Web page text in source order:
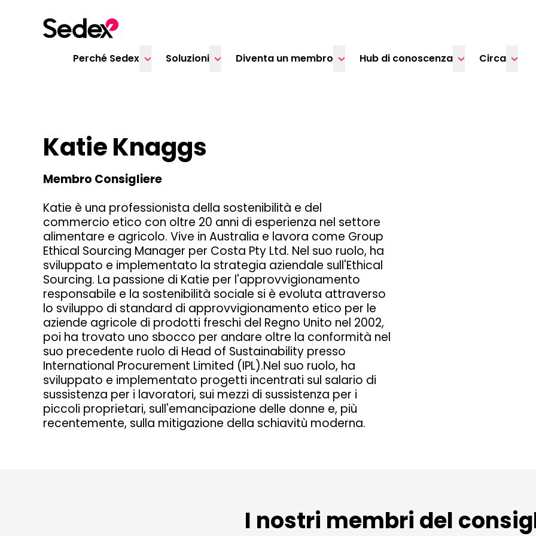
Perché Sedex Soluzioni Diventa un membro Hub di conoscenza Circa
Katie Knaggs
Membro Consigliere
Katie è una professionista della sostenibilità e del
commercio etico con oltre 20 anni di esperienza nel settore
alimentare e agricolo. Vive in Australia e lavora come Group
Ethical Sourcing Manager per Costa Pty Ltd. Nel suo ruolo, ha
sviluppato e implementato la strategia aziendale sull'Ethical
Sourcing. La passione di Katie per l'approvvigionamento
responsabile e la sostenibilità sociale si è evoluta attraverso
lo sviluppo di standard di approvvigionamento etico per le
aziende agricole di prodotti freschi del Regno Unito nel 2002,
poi ha trovato uno sbocco per andare oltre la conformità nel
suo precedente ruolo di Head of Sustainability presso
International Procurement Limited (IPL).Nel suo ruolo, ha
sviluppato e implementato progetti incentrati sul salario di
sussistenza per i lavoratori, sui mezzi di sussistenza per i
piccoli proprietari, sull'emancipazione delle donne e, più
recentemente, sulla mitigazione della schiavitù moderna.
I nostri membri del